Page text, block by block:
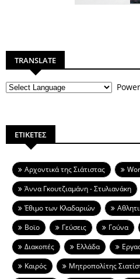
TRANSLATE
ΕΤΙΚΕΤΕΣ
Aρχοντικά της Σιάτιστας
Άννα Γκουτζιαμάνη - Στυλιανάκη
Έθιμο των Κλαδαριών
Βοϊο
Γεύσεις Γούνα
Διακοπές
Ελλάδα
Καιρός
Μητροπολίτης